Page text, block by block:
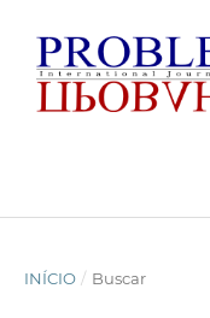
INÍCIO / Buscar